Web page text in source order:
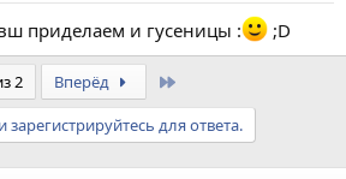
приделаем и гусеницы : ;D
2 Вперёд
зарегистрируйтесь для ответа.